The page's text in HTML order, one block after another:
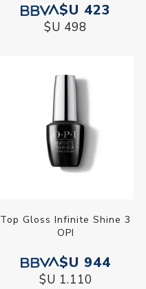
$U 423
$U 498
Top Gloss Infinite Shine 3
OPI
$U 944
$U 1.110